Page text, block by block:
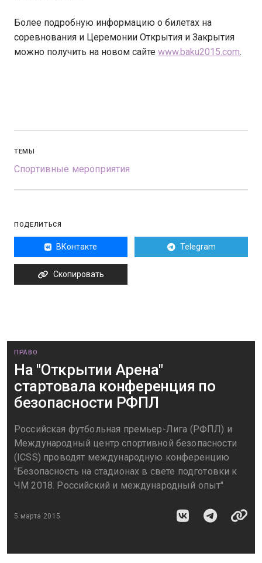
Более подробную информацию о билетах на
соревнования и Церемонии Открытия и Закрытия
можно получить на новом сайте www.baku2015.com.
ТЕМЫ
Спортивные мероприятия
ПОДЕЛИТЬСЯ
ВКонтакте Telegram
Скопировать
ПРАВО
На "Открытии Арена"
стартовала конференция по
безопасности РФПЛ
Российская футбольная премьер-Лига (РФПЛ) и
Международный центр спортивной безопаcности
(ICSS) проводят международную конференцию
"Безопасность на стадионах в свете подготовки к
ЧМ 2018. Российский и международный опыт"
5 марта 2015